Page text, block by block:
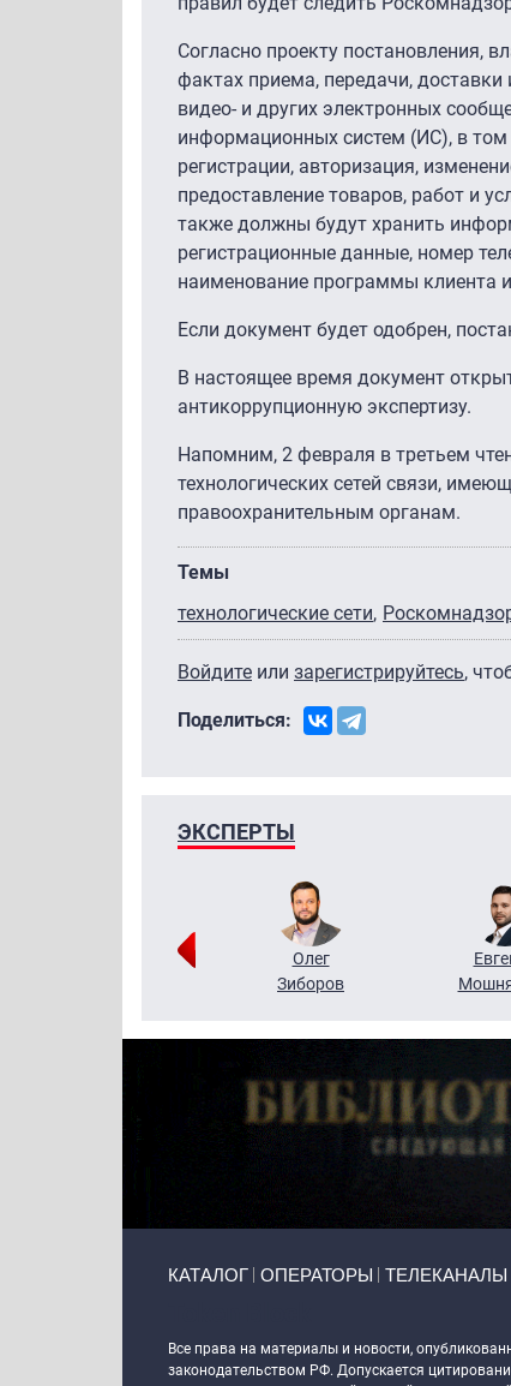
Согласно проекту постановления,
фактах приема, передачи,
видео- и других электронных
информационных систем (ИС), в том
регистрации, авторизация,
предоставление товаров, работ и
также должны будут хранить
регистрационные данные, номер
наименование программы клиента
Если документ будет одобрен,
В настоящее время документ
антикоррупционную экспертизу.
Напомним, 2 февраля в третьем
технологических сетей связи,
правоохранительным органам.
Темы
технологические сети
Войдите или зарегистрируйтесь,
Поделиться:
ЭКСПЕРТЫ
Олег
Зиборов
КАТАЛОГ ОПЕРАТОРЫ ТЕЛЕКАНАЛЫ
Все права на материалы и новости,
законодательством РФ. Допускается